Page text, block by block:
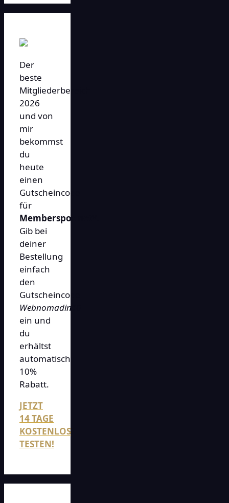
Der
beste
Mitgliederbereich
2026
und von
mir
bekommst
du
heute
einen
Gutscheincode
für
Memberspot.net*
Gib bei
deiner
Bestellung
einfach
den
Gutscheincode
Webnomadin10
ein und
du
erhältst
automatisch
10%
Rabatt.
JETZT
14 TAGE
KOSTENLOS
TESTEN!